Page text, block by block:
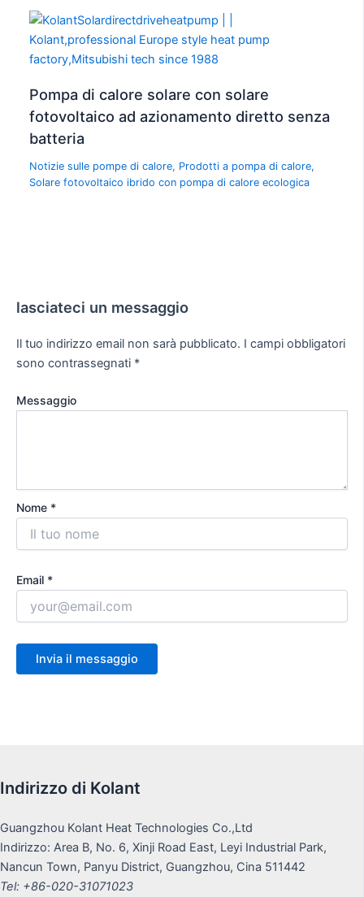
Pompa di calore solare con solare
fotovoltaico ad azionamento diretto senza
batteria
Notizie sulle pompe di calore, Prodotti a pompa di calore,
Solare fotovoltaico ibrido con pompa di calore ecologica
lasciateci un messaggio
Il tuo indirizzo email non sarà pubblicato. I campi obbligatori
sono contrassegnati *
Messaggio
Nome *
Email *
Indirizzo di Kolant
Guangzhou Kolant Heat Technologies Co.,Ltd
Indirizzo: Area B, No. 6, Xinji Road East, Leyi Industrial Park,
Nancun Town, Panyu District, Guangzhou, Cina 511442
Tel: +86-020-31071023